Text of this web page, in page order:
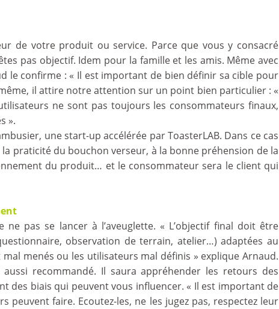
de votre produit ou service. Parce que vous y consacré
pas objectif. Idem pour la famille et les amis. Même avec
le confirme : « Il est important de bien définir sa cible pour
il attire notre attention sur un point bien particulier : «
ne sont pas toujours les consommateurs finaux,
».
une start-up accélérée par ToasterLAB. Dans ce cas
praticité du bouchon verseur, à la bonne préhension de la
du produit… et le consommateur sera le client qui
pas se lancer à l’aveuglette. « L’objectif final doit être
observation de terrain, atelier…) adaptées au
menés ou les utilisateurs mal définis » explique Arnaud.
recommandé. Il saura appréhender les retours des
des biais qui peuvent vous influencer. « Il est important de
faire. Ecoutez-les, ne les jugez pas, respectez leur